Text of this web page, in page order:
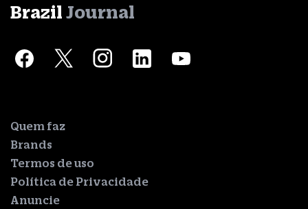
Brazil Journal
Quem faz
Brands
Termos de uso
Política de Privacidade
Anuncie